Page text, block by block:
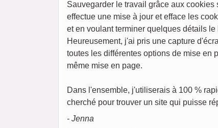
Sauvegarder le travail grâce aux
effectue une mise à jour et efface les
et en voulant terminer quelques détails
Heureusement, j'ai pris une capture
toutes les différentes options de mise en
même mise en page.
Dans l'ensemble, j'utiliserais à 100 %
cherché pour trouver un site qui puisse
- Jenna